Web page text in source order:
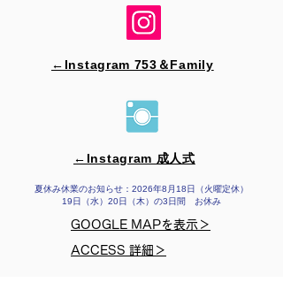
←Instagram 753＆​Family
←Instagram 成人式
夏休み休業のお知らせ：2026年8月18日（火曜定休）
19日（水）20日（木）の3日間 お休み
GOOGLE MAPを表示＞
ACCESS 詳細＞